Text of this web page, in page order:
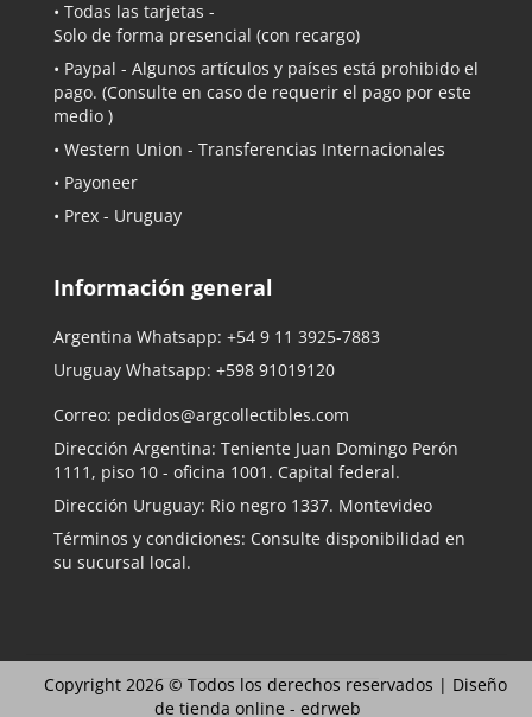
• Todas las tarjetas -
Solo de forma presencial (con recargo)
• Paypal - Algunos artículos y países está prohibido el
pago. (Consulte en caso de requerir el pago por este
medio )
• Western Union - Transferencias Internacionales
• Payoneer
• Prex - Uruguay
Información general
Argentina Whatsapp: +54 9 11 3925-7883
Uruguay Whatsapp: +598 91019120
Correo: pedidos@argcollectibles.com
Dirección Argentina: Teniente Juan Domingo Perón
1111, piso 10 - oficina 1001. Capital federal.
Dirección Uruguay: Rio negro 1337. Montevideo
Términos y condiciones: Consulte disponibilidad en
su sucursal local.
Copyright 2026 © Todos los derechos reservados | Diseño
de tienda online - edrweb